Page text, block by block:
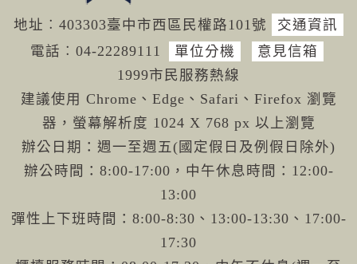
地址︰403303臺中市西區民權路101號
交通資訊
電話︰04-22289111 單位分機
意見信箱
1999市民服務熱線
建議使用 Chrome、Edge、Safari、Firefox 瀏覽
器，螢幕解析度 1024 X 768 px 以上瀏覽
辦公日期：週一至週五(國定假日及例假日除外)
辦公時間：8:00-17:00，中午休息時間：12:00-
13:00
彈性上下班時間：8:00-8:30、13:00-13:30、17:00-
17:30